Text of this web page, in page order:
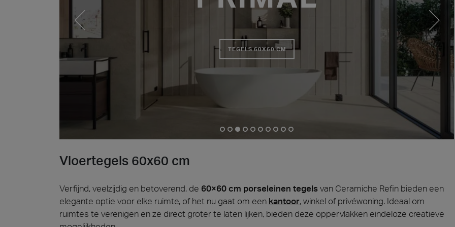
Hout
Cersaie 2026
Wij zijn aanwezig op Cersaie 2026 met innovatieve keramische
oplossingen en onderscheidende ontwerpvoorstellen voor de
wereld van de architectuur. We heten je van harte welkom op
onze stand!
Kom onze
Praag,
Warschau 2026
TEGELS 60X60 CM
Vloertegels 60x60 cm
Verfijnd, veelzijdig en betoverend, de 60×60 cm porseleinen tegelsvan Ceramiche Refin bieden een
elegante optie voor elke ruimte, of het nu gaat om een kantoor, winkel of privéwoning. Ideaal om
ruimtes te verenigen en ze direct groter te laten lijken, bieden deze oppervlakken eindeloze creatieve